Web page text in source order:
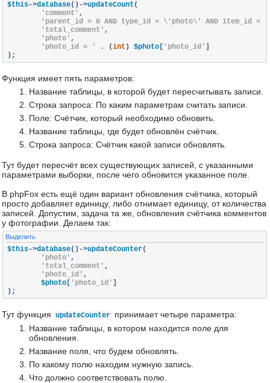
$this->database()->updateCount (
'comment' ,
'parent_id = 0 AND type_id = \'photo\' AND item_id = '
'total_comment' ,
'photo' ,
'photo_id = '
. (int ) $photo [ 'photo_id' ]
);
Функция имеет пять параметров:
Название таблицы, в которой будет пересчитывать записи.
Строка запроса: По каким параметрам считать записи.
Поле: Счётчик, который необходимо обновить.
Название таблицы, где будет обновлён счётчик.
Строка запроса: Счётчик какой записи обновлять.
Тут будет пересчёт всех существующих записей, с указанными
параметрами выборки, после чего обновится указанное поле.
В phpFox есть ещё один вариант обновления счётчика, который
просто добавляет единицу, либо отнимает единицу, от количества
записей. Допустим, задача та же, обновления счётчика комментов
у фотографии. Делаем так:
Выделить
$this->database()->updateCounter(
'photo' ,
'total_comment' ,
'photo_id' ,
	$photo
[ 'photo_id' ]
);
Тут функция updateCounter принимает четыре параметра:
Название таблицы, в котором находится поле для
обновления.
Название поля, что будем обновлять.
По какому полю находим нужную запись.
Что должно соответствовать полю.